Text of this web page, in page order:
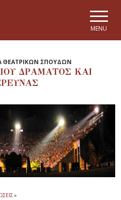
MENU
ΘΕΑΤΡΙΚΩΝ ΣΠΟΥΔΩΝ
ΔΡΑΜΑΤΟΣ ΚΑΙ
»